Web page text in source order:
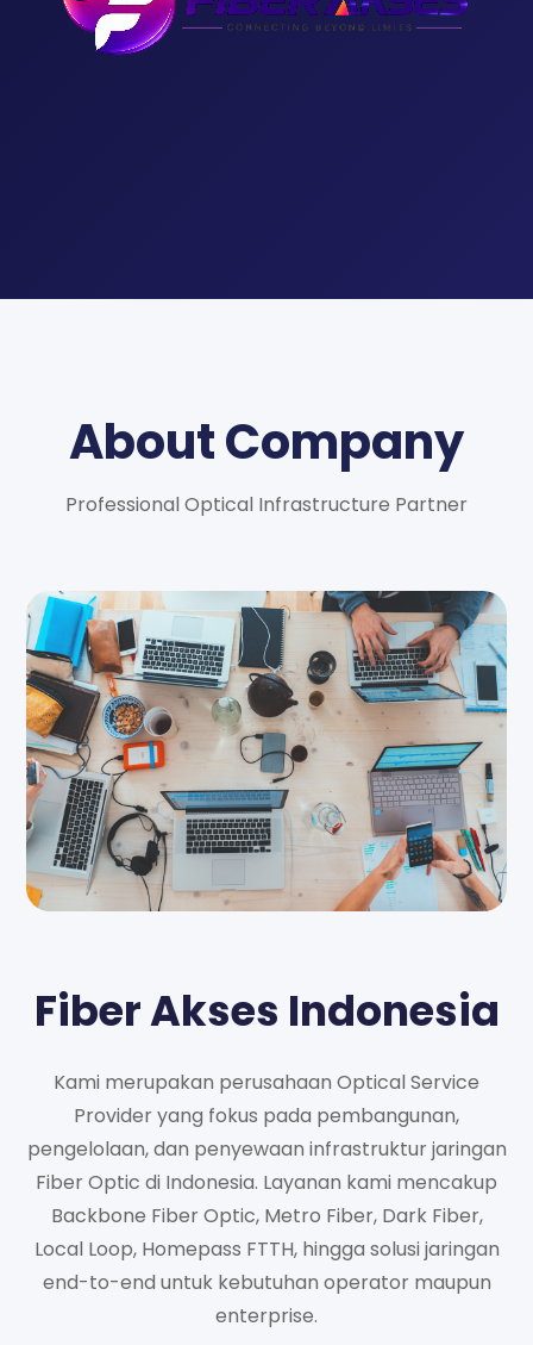
About Company
Professional Optical Infrastructure Partner
Fiber Akses Indonesia
Kami merupakan perusahaan Optical Service
Provider yang fokus pada pembangunan,
pengelolaan, dan penyewaan infrastruktur jaringan
Fiber Optic di Indonesia. Layanan kami mencakup
Backbone Fiber Optic, Metro Fiber, Dark Fiber,
Local Loop, Homepass FTTH, hingga solusi jaringan
end-to-end untuk kebutuhan operator maupun
enterprise.